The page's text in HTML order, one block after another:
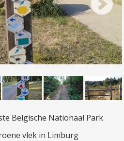
Belgische Nationaal Park
vlek in Limburg